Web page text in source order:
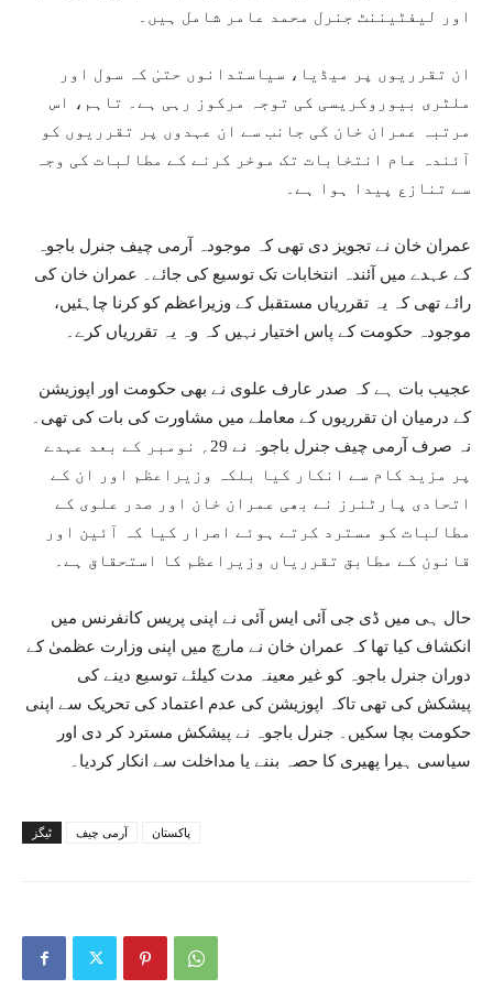
اور لیفٹیننٹ جنرل محمد عامر شامل ہیں۔
ان تقرریوں پر میڈیا، سیاستدانوں حتیٰ کہ سول اور
ملٹری بیوروکریسی کی توجہ مرکوز رہی ہے۔ تاہم، اس
مرتبہ عمران خان کی جانب سے ان عہدوں پر تقرریوں کو
آئندہ عام انتخابات تک موخر کرنے کے مطالبات کی وجہ
سے تنازع پیدا ہوا ہے۔
عمران خان نے تجویز دی تھی کہ موجودہ آرمی چیف جنرل باجوہ
کے عہدے میں آئندہ انتخابات تک توسیع کی جائے۔ عمران خان کی
رائے تھی کہ یہ تقرریاں مستقبل کے وزیراعظم کو کرنا چاہئیں،
موجودہ حکومت کے پاس اختیار نہیں کہ وہ یہ تقرریاں کرے۔
عجیب بات ہے کہ صدر عارف علوی نے بھی حکومت اور اپوزیشن
کے درمیان ان تقرریوں کے معاملے میں مشاورت کی بات کی تھی۔
نہ صرف آرمی چیف جنرل باجوہ نے 29؍ نومبر کے بعد عہدے
پر مزید کام سے انکار کیا بلکہ وزیراعظم اور ان کے
اتحادی پارٹنرز نے بھی عمران خان اور صدر علوی کے
مطالبات کو مسترد کرتے ہوئے اصرار کیا کہ آئین اور
قانون کے مطابق تقرریاں وزیراعظم کا استحقاق ہے۔
حال ہی میں ڈی جی آئی ایس آئی نے اپنی پریس کانفرنس میں
انکشاف کیا تھا کہ عمران خان نے مارچ میں اپنی وزارت عظمیٰ کے
دوران جنرل باجوہ کو غیر معینہ مدت کیلئے توسیع دینے کی
پیشکش کی تھی تاکہ اپوزیشن کی عدم اعتماد کی تحریک سے اپنی
حکومت بچا سکیں۔ جنرل باجوہ نے پیشکش مسترد کر دی اور
سیاسی ہیرا پھیری کا حصہ بننے یا مداخلت سے انکار کردیا۔
ٹیگز آرمی چیف پاکستان